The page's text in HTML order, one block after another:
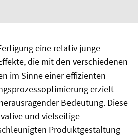
eine relativ junge
die mit den verschiedenen
im Sinne einer effizienten
erzielt
Bedeutung. Diese
und vielseitige
Produktgestaltung